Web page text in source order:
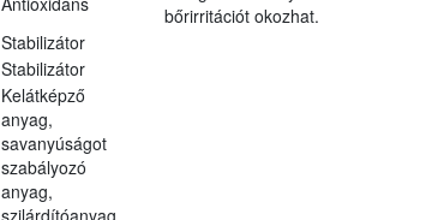
bőrirritációt okozhat.
Stabilizátor
Stabilizátor
Kelátképző
anyag,
savanyúságot
szabályozó
anyag,
szilárdítóanyag